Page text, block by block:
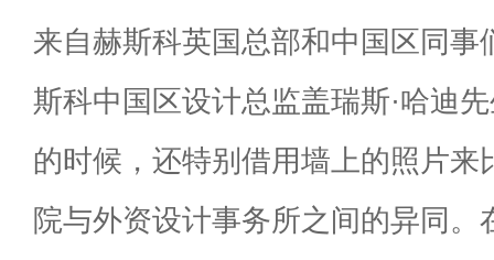
来自赫斯科英国总部和中国区同事
斯科中国区设计总监盖瑞斯·哈迪
的时候，还特别借用墙上的照片来
院与外资设计事务所之间的异同。